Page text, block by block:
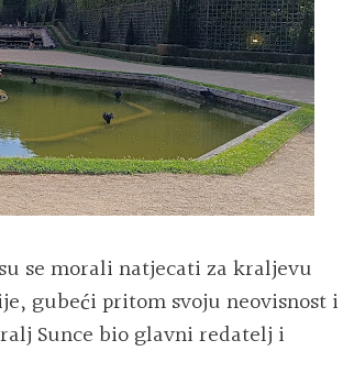
se morali natjecati za kraljevu
gubeći pritom svoju neovisnost i
Sunce bio glavni redatelj i